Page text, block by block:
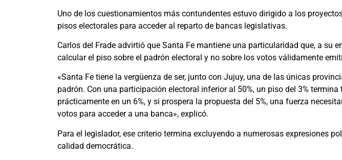
Uno de los cuestionamientos más contundentes estuvo dirigido a los
pisos electorales para acceder al reparto de bancas legislativas.
Carlos del Frade advirtió que Santa Fe mantiene una particularidad que, a su
calcular el piso sobre el padrón electoral y no sobre los votos válidamente
«Santa Fe tiene la vergüenza de ser, junto con Jujuy, una de las únicas
padrón. Con una participación electoral inferior al 50%, un piso del 3%
prácticamente en un 6%, y si prospera la propuesta del 5%, una fuerza
votos para acceder a una banca», explicó.
Para el legislador, ese criterio termina excluyendo a numerosas expresiones
calidad democrática.